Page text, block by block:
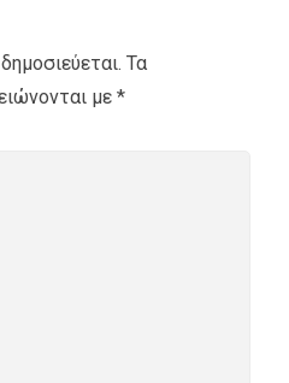
Τα
με *